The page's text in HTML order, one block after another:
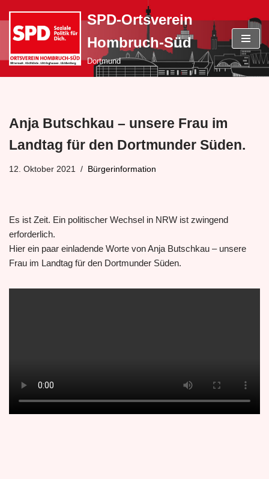
Zum
springen
SPD-Ortsverein
Hombruch-Süd
Dortmund
Anja Butschkau – unsere Frau im
Landtag für den Dortmunder Süden.
12. Oktober 2021 Bürgerinformation
Es ist Zeit. Ein politischer Wechsel in NRW ist zwingend
erforderlich.
Hier ein paar einladende Worte von Anja Butschkau – unsere
Frau im Landtag für den Dortmunder Süden.